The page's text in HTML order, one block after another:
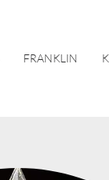
FRANKLIN